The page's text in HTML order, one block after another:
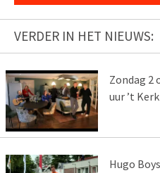
VERDER IN HET NIEUWS:
Zondag 2
uur ’t
Hugo